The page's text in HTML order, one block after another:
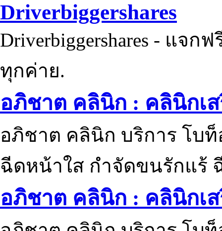
Driverbiggershares
Driverbiggershares - แจก
ทุกค่าย.
อภิชาต คลินิก : คลินิกเ
อภิชาต คลินิก บริการ โบ
ฉีดหน้าใส กำจัดขนรักแร้
อภิชาต คลินิก : คลินิกเ